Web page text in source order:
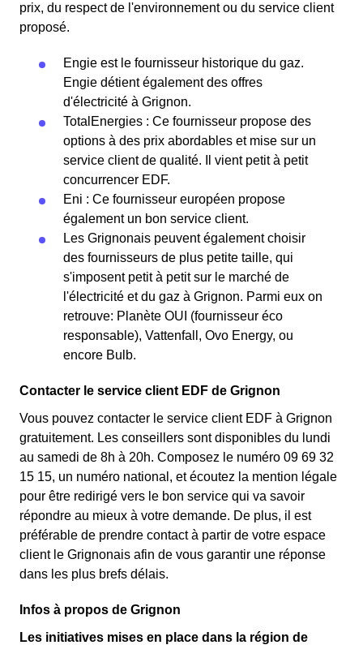
prix, du respect de l'environnement ou du service client
proposé.
Engie est le fournisseur historique du gaz.
Engie détient également des offres
d'électricité à Grignon.
TotalEnergies : Ce fournisseur propose des
options à des prix abordables et mise sur un
service client de qualité. Il vient petit à petit
concurrencer EDF.
Eni : Ce fournisseur européen propose
également un bon service client.
Les Grignonais peuvent également choisir
des fournisseurs de plus petite taille, qui
s'imposent petit à petit sur le marché de
l'électricité et du gaz à Grignon. Parmi eux on
retrouve: Planète OUI (fournisseur éco
responsable), Vattenfall, Ovo Energy, ou
encore Bulb.
Contacter le service client EDF de Grignon
Vous pouvez contacter le service client EDF à Grignon
gratuitement. Les conseillers sont disponibles du lundi
au samedi de 8h à 20h. Composez le numéro 09 69 32
15 15, un numéro national, et écoutez la mention légale
pour être redirigé vers le bon service qui va savoir
répondre au mieux à votre demande. De plus, il est
préférable de prendre contact à partir de votre espace
client le Grignonais afin de vous garantir une réponse
dans les plus brefs délais.
Infos à propos de Grignon
Les initiatives mises en place dans la région de